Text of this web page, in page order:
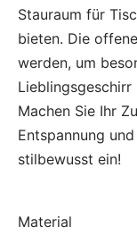
Stauraum für
bieten. Die
werden, um
Lieblingsgeschirr
Machen Sie Ihr
Entspannung
stilbewusst ein!
Material